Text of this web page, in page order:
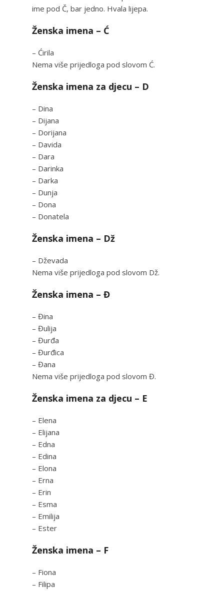
ime pod Č, bar jedno. Hvala lijepa.
Ženska imena – Ć
– Ćirila
Nema više prijedloga pod slovom Ć.
Ženska imena za djecu – D
– Dina
– Dijana
– Dorijana
– Davida
– Dara
– Darinka
– Darka
– Dunja
– Dona
– Donatela
Ženska imena – Dž
– Dževada
Nema više prijedloga pod slovom Dž.
Ženska imena – Đ
– Đina
– Đulija
– Đurđa
– Đurđica
– Đana
Nema više prijedloga pod slovom Đ.
Ženska imena za djecu – E
– Elena
– Elijana
– Edna
– Edina
– Elona
– Erna
– Erin
– Esma
– Emilija
– Ester
Ženska imena – F
– Fiona
– Filipa